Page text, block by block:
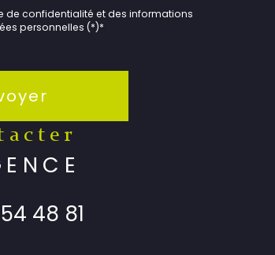
de confidentialité et des informations
personnelles (*)*
48 81